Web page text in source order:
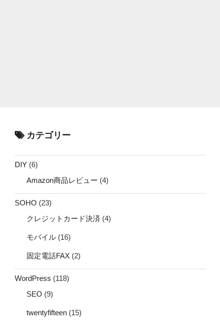
カテゴリー
DIY (6)
Amazon商品レビュー (4)
SOHO (23)
クレジットカード決済 (4)
モバイル (16)
固定電話FAX (2)
WordPress (118)
SEO (9)
twentyfifteen (15)